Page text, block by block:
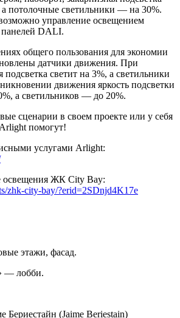
а потолочные светильники — на 30%.
управление освещением
DALI.
общего пользования для экономии
датчики движения. При
светит на 3%, а светильники
движения яркость подсветки
а светильников — до 20%.
сценарии в своем проекте или у себя
помогут!
услугами Arlight:
освещения ЖК City Bay:
zhk-city-bay/?erid=2SDnjd4K17e
этажи, фасад.
лобби.
Бериестайн (Jaime Beriestain)